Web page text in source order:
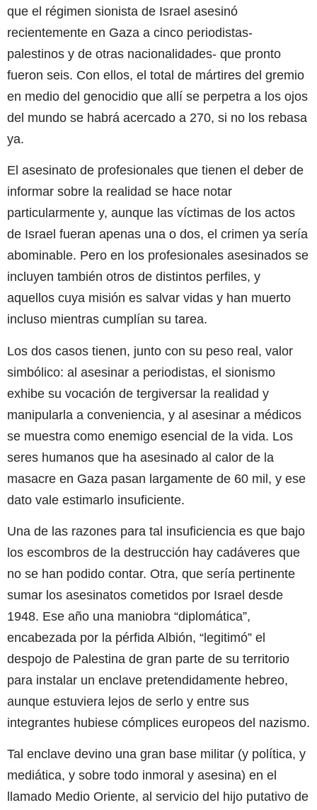
que el régimen sionista de Israel asesinó
recientemente en Gaza a cinco periodistas-
palestinos y de otras nacionalidades- que pronto
fueron seis. Con ellos, el total de mártires del gremio
en medio del genocidio que allí se perpetra a los ojos
del mundo se habrá acercado a 270, si no los rebasa
ya.
El asesinato de profesionales que tienen el deber de
informar sobre la realidad se hace notar
particularmente y, aunque las víctimas de los actos
de Israel fueran apenas una o dos, el crimen ya sería
abominable. Pero en los profesionales asesinados se
incluyen también otros de distintos perfiles, y
aquellos cuya misión es salvar vidas y han muerto
incluso mientras cumplían su tarea.
Los dos casos tienen, junto con su peso real, valor
simbólico: al asesinar a periodistas, el sionismo
exhibe su vocación de tergiversar la realidad y
manipularla a conveniencia, y al asesinar a médicos
se muestra como enemigo esencial de la vida. Los
seres humanos que ha asesinado al calor de la
masacre en Gaza pasan largamente de 60 mil, y ese
dato vale estimarlo insuficiente.
Una de las razones para tal insuficiencia es que bajo
los escombros de la destrucción hay cadáveres que
no se han podido contar. Otra, que sería pertinente
sumar los asesinatos cometidos por Israel desde
1948. Ese año una maniobra “diplomática”,
encabezada por la pérfida Albión, “legitimó” el
despojo de Palestina de gran parte de su territorio
para instalar un enclave pretendidamente hebreo,
aunque estuviera lejos de serlo y entre sus
integrantes hubiese cómplices europeos del nazismo.
Tal enclave devino una gran base militar (y política, y
mediática, y sobre todo inmoral y asesina) en el
llamado Medio Oriente, al servicio del hijo putativo de